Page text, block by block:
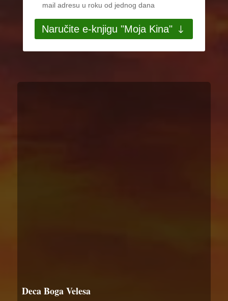
mail adresu u roku od jednog dana
Naručite e-knjigu "Moja Kina"
Deca Boga Velesa